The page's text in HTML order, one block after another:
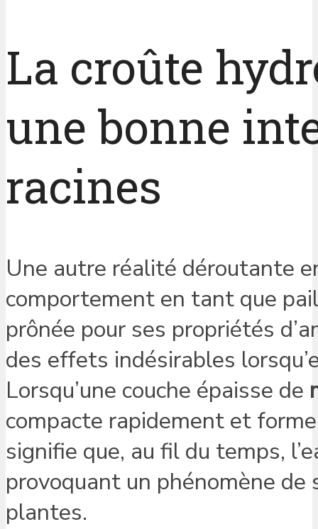
La croûte
une bonne
racines
Une autre réalité déroutante
comportement en tant que
prônée pour ses propriétés
des effets indésirables
Lorsqu’une couche épaisse de
compacte rapidement et
signifie que, au fil du temps,
provoquant un phénomène de
plantes.